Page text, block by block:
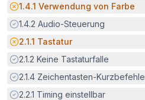
Potenzielle Barriere:
1.4.1 Verwendung von Farbe
Erfüllt:
1.4.2 Audio-Steuerung
Potenzielle Barriere:
2.1.1 Tastatur
Erfüllt:
2.1.2 Keine Tastaturfalle
Erfüllt:
2.1.4 Zeichentasten-Kurzbefehle
Erfüllt:
2.2.1 Timing einstellbar